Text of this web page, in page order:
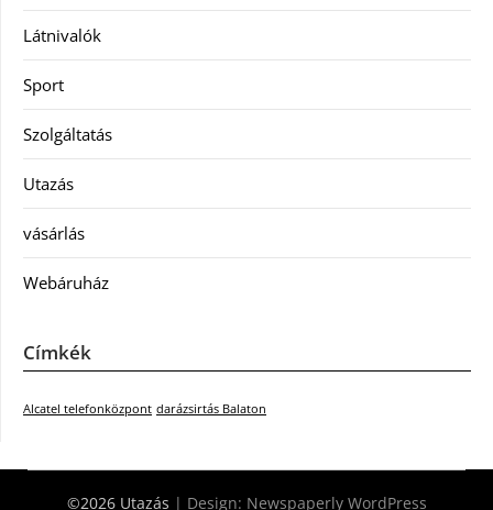
Látnivalók
Sport
Szolgáltatás
Utazás
vásárlás
Webáruház
Címkék
Alcatel telefonközpont darázsirtás Balaton
©2026 Utazás | Design: Newspaperly WordPress